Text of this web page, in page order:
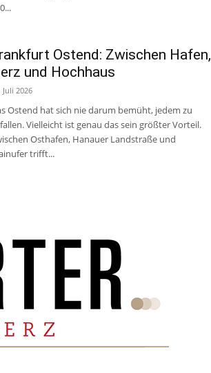
Ostend: Zwischen Hafen,
und Hochhaus
Juli 2026
Ostend hat sich nie darum bemüht, jedem zu
Vielleicht ist genau das sein größter Vorteil.
Osthafen, Hanauer Landstraße und
trifft...